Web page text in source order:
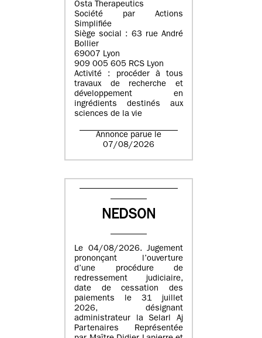
Osta Therapeutics
Société par Actions
Simplifiée
Siège social : 63 rue André
Bollier
69007 Lyon
909 005 605 RCS Lyon
Activité : procéder à tous
travaux de recherche et
développement en
ingrédients destinés aux
sciences de la vie
Annonce parue le
07/08/2026
NEDSON
Le 04/08/2026. Jugement
prononçant l’ouverture
d’une procédure de
redressement judiciaire,
date de cessation des
paiements le 31 juillet
2026, désignant
administrateur la Selarl Aj
Partenaires Représentée